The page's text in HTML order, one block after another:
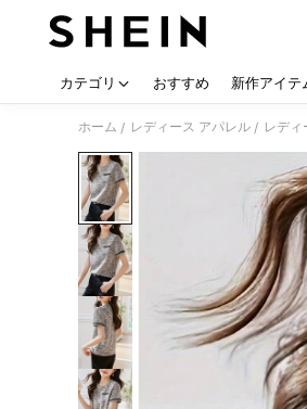
カテゴリ おすすめ 新作アイテ
ホーム / レディース アパレル / レディ